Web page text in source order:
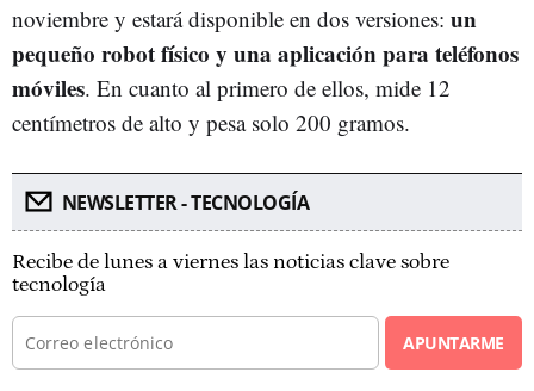
noviembre y estará disponible en dos versiones: un
pequeño robot físico y una aplicación para teléfonos
móviles. En cuanto al primero de ellos, mide 12
centímetros de alto y pesa solo 200 gramos.
NEWSLETTER - TECNOLOGÍA
Recibe de lunes a viernes las noticias clave sobre
tecnología
APUNTARME